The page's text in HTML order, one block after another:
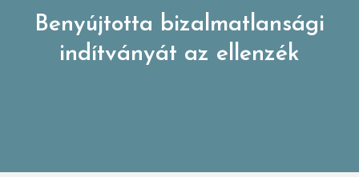
Benyújtotta bizalmatlansági
indítványát az ellenzék